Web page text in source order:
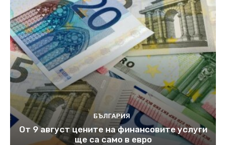
БЪЛГАРИЯ
От 9 август цените на финансовите услуги
ще са само в евро